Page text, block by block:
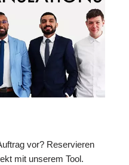
vor? Reservieren
mit unserem Tool.